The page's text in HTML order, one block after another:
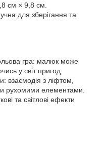
см × 9,8 см.
для зберігання та
гра: малюк може
у світ пригод.
з ліфтом,
рухомими елементами.
та світлові ефекти